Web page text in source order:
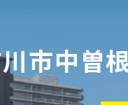
市中曽